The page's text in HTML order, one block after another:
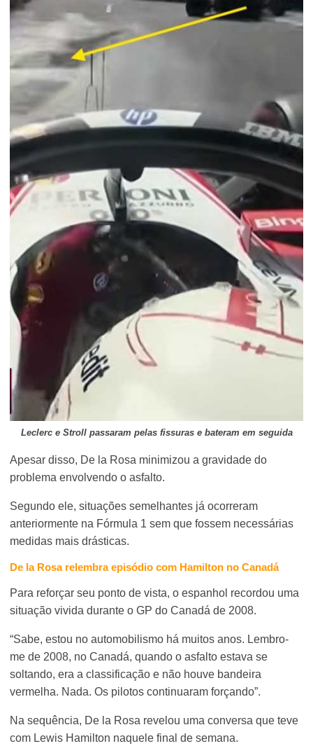
Leclerc e Stroll passaram pelas fissuras e bateram em seguida
Apesar disso, De la Rosa minimizou a gravidade do
problema envolvendo o asfalto.
Segundo ele, situações semelhantes já ocorreram
anteriormente na Fórmula 1 sem que fossem necessárias
medidas mais drásticas.
De la Rosa relembra episódio com Hamilton no Canadá
Para reforçar seu ponto de vista, o espanhol recordou uma
situação vivida durante o GP do Canadá de 2008.
“Sabe, estou no automobilismo há muitos anos. Lembro-
me de 2008, no Canadá, quando o asfalto estava se
soltando, era a classificação e não houve bandeira
vermelha. Nada. Os pilotos continuaram forçando”.
Na sequência, De la Rosa revelou uma conversa que teve
com Lewis Hamilton naquele final de semana.